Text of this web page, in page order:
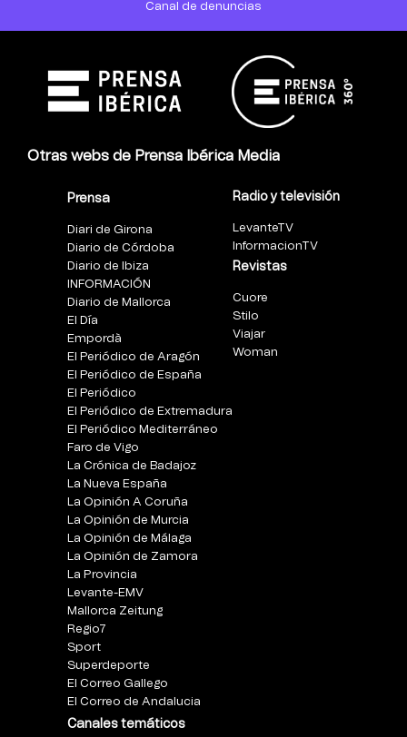
Canal de denuncias
Otras webs de Prensa Ibérica Media
Prensa
Diari de Girona
Diario de Córdoba
Diario de Ibiza
INFORMACIÓN
Diario de Mallorca
El Día
Empordà
El Periódico de Aragón
El Periódico de España
El Periódico
El Periódico de Extremadura
El Periódico Mediterráneo
Faro de Vigo
La Crónica de Badajoz
La Nueva España
La Opinión A Coruña
La Opinión de Murcia
La Opinión de Málaga
La Opinión de Zamora
La Provincia
Levante-EMV
Mallorca Zeitung
Regio7
Sport
Superdeporte
El Correo Gallego
El Correo de Andalucia
Canales temáticos
Radio y televisión
LevanteTV
InformacionTV
Revistas
Cuore
Stilo
Viajar
Woman